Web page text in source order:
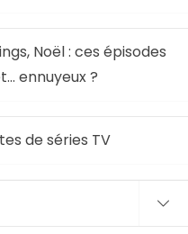
Noël : ces épisodes
ennuyeux ?
de séries TV